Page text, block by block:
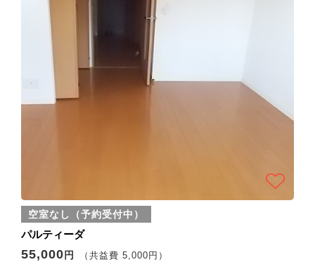
空室なし（予約受付中）
パルティーダ
55,000 円 （共益費 5,000円）